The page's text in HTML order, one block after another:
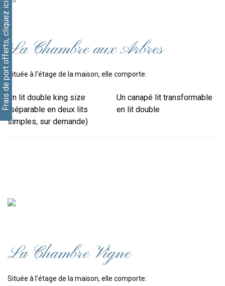
Frais de port offerts, cliquez iciLa Chambre aux Arbres
Située à l’étage de la maison, elle comporte:
Un lit double king size
(séparable en deux lits
simples, sur demande)
Un canapé lit transformable
en lit double
La Chambre Vigne
Située à l’étage de la maison, elle comporte: